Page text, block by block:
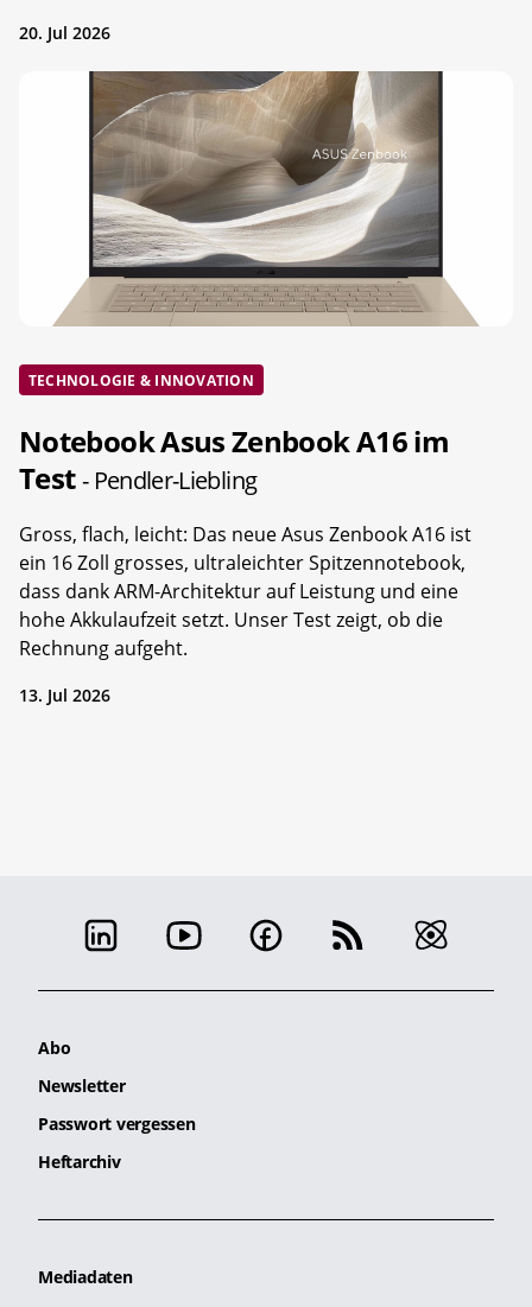
20. Jul 2026
TECHNOLOGIE & INNOVATION
Notebook Asus Zenbook A16 im
Test- Pendler-Liebling
Gross, flach, leicht: Das neue Asus Zenbook A16 ist
ein 16 Zoll grosses, ultraleichter Spitzennotebook,
dass dank ARM-Architektur auf Leistung und eine
hohe Akkulaufzeit setzt. Unser Test zeigt, ob die
Rechnung aufgeht.
13. Jul 2026
Abo
Newsletter
Passwort vergessen
Heftarchiv
Mediadaten